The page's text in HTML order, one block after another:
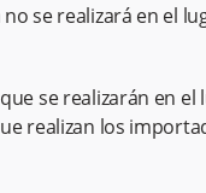
se realizará en el
se realizarán en
realizan los